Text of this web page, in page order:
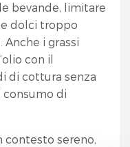
bevande, limitare
dolci troppo
Anche i grassi
con il
di cottura senza
consumo di
contesto sereno,